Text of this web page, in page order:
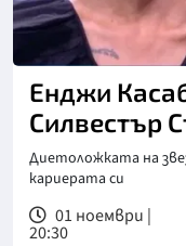
Енджи
Силвестър
Диетоложката на
кариерата си
01 ноември |
20:30